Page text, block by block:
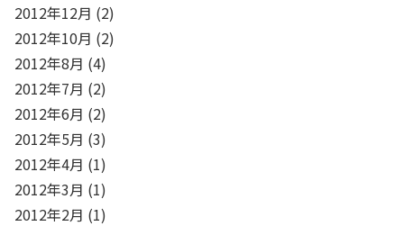
2012年12月 (2)
2012年10月 (2)
2012年8月 (4)
2012年7月 (2)
2012年6月 (2)
2012年5月 (3)
2012年4月 (1)
2012年3月 (1)
2012年2月 (1)